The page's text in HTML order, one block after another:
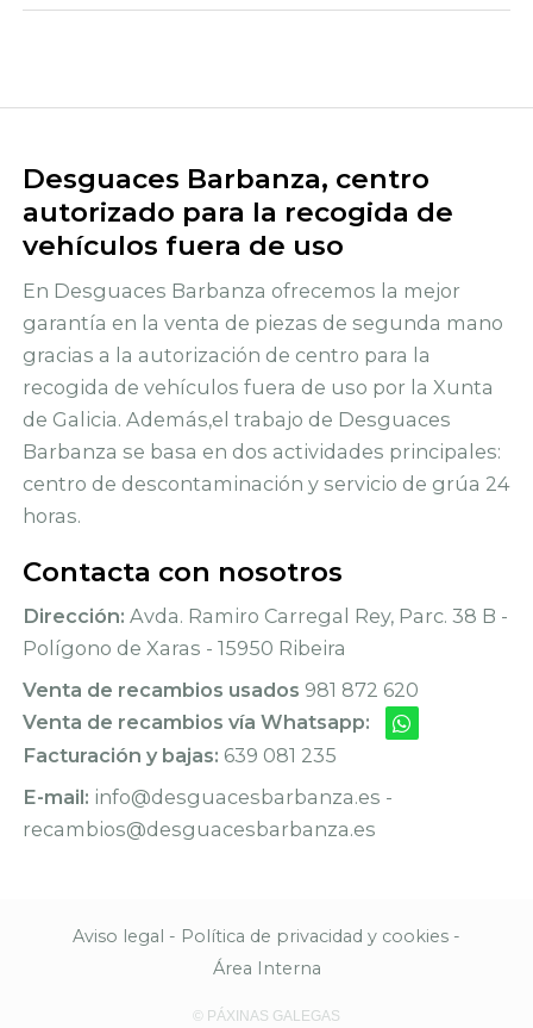
Desguaces Barbanza, centro
autorizado para la recogida de
vehículos fuera de uso
En Desguaces Barbanza ofrecemos la mejor
garantía en la venta de piezas de segunda mano
gracias a la autorización de centro para la
recogida de vehículos fuera de uso por la Xunta
de Galicia. Además,el trabajo de Desguaces
Barbanza se basa en dos actividades principales:
centro de descontaminación y servicio de grúa 24
horas.
Contacta con nosotros
Dirección: Avda. Ramiro Carregal Rey, Parc. 38 B -
Polígono de Xaras - 15950 Ribeira
Venta de recambios usados 981 872 620
Venta de recambios vía Whatsapp:
Facturación y bajas: 639 081 235
E-mail: info@desguacesbarbanza.es -
recambios@desguacesbarbanza.es
Aviso legal - Política de privacidad y cookies -
Área Interna
© PÁXINAS GALEGAS